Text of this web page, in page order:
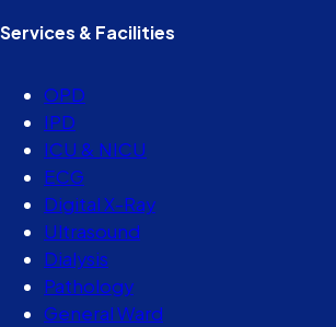
Services & Facilities
OPD
IPD
ICU & NICU
ECG
Digital X-Ray
Ultrasound
Dialysis
Pathology
General Ward